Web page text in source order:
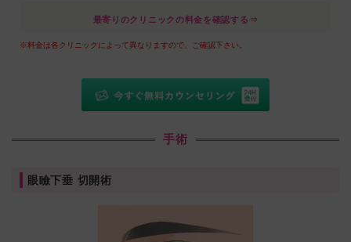
※料金は各クリニックによって異なりますので、ご確認下さい。
最寄りのクリニックの料金を確認する⇒
手術
眼瞼下垂 切開術